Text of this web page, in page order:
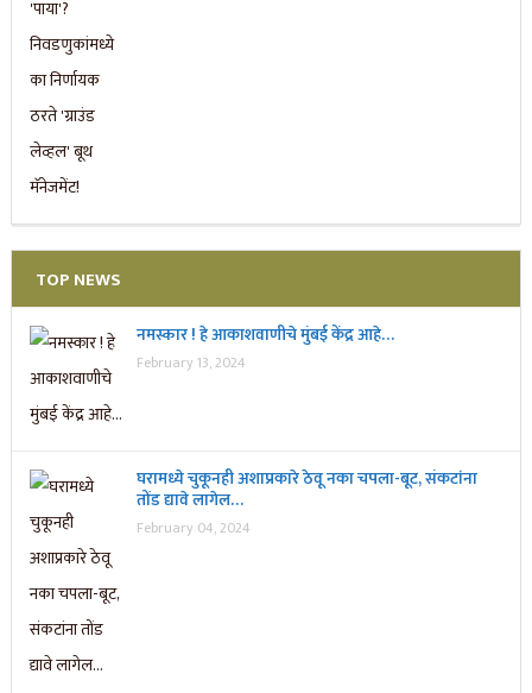
TOP NEWS
नमस्कार ! हे आकाशवाणीचे मुंबई केंद्र आहे…
February 13, 2024
घरामध्ये चुकूनही अशाप्रकारे ठेवू नका चपला-बूट, संकटांना
तोंड द्यावे लागेल…
February 04, 2024